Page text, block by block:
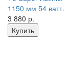
1150 мм 54 ватт.
3 880 р.
Купить